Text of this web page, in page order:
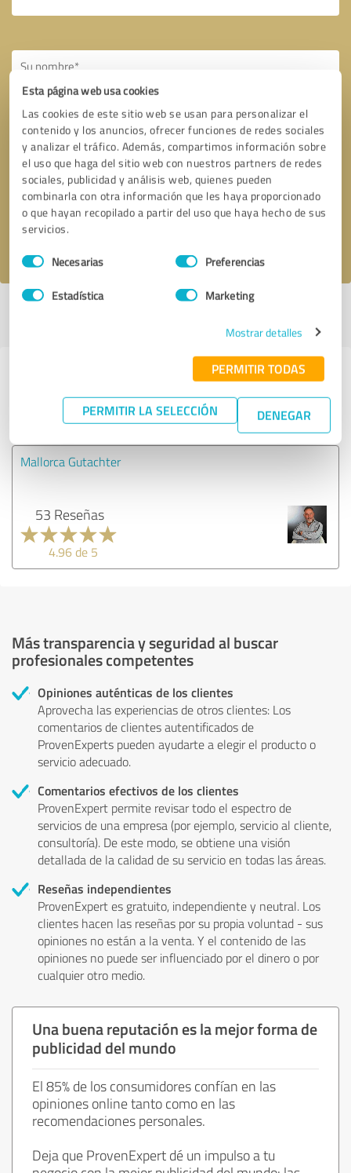
Esta página web usa cookies
Las cookies de este sitio web se usan para personalizar el
contenido y los anuncios, ofrecer funciones de redes sociales
y analizar el tráfico. Además, compartimos información sobre
el uso que haga del sitio web con nuestros partners de redes
sociales, publicidad y análisis web, quienes pueden
combinarla con otra información que les haya proporcionado
o que hayan recopilado a partir del uso que haya hecho de sus
servicios.
Selección
de
Necesarias Preferencias
Estadística Marketing
Mostrar detalles
PERMITIR TODAS
PERMITIR LA SELECCIÓN DENEGAR
Solicitar una llamada * campos obligatorios
Enviar reseña
Experiencias con otros
proveedores de servicios del sector
Servicios
Mallorca Gutachter
53 Reseñas
4.96 de 5
Más transparencia y seguridad al buscar
profesionales competentes
Opiniones auténticas de los clientes
Aprovecha las experiencias de otros clientes: Los
comentarios de clientes autentificados de
ProvenExperts pueden ayudarte a elegir el producto o
servicio adecuado.
Comentarios efectivos de los clientes
ProvenExpert permite revisar todo el espectro de
servicios de una empresa (por ejemplo, servicio al cliente,
consultoría). De este modo, se obtiene una visión
detallada de la calidad de su servicio en todas las áreas.
Reseñas independientes
ProvenExpert es gratuito, independiente y neutral. Los
clientes hacen las reseñas por su propia voluntad - sus
opiniones no están a la venta. Y el contenido de las
opiniones no puede ser influenciado por el dinero o por
cualquier otro medio.
Una buena reputación es la mejor forma de
publicidad del mundo
El 85% de los consumidores confían en las
opiniones online tanto como en las
recomendaciones personales.
Deja que ProvenExpert dé un impulso a tu